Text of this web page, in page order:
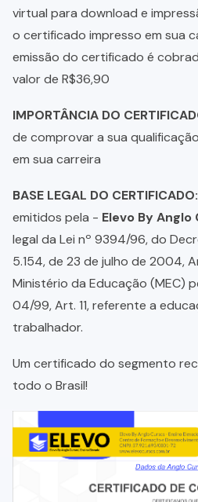
virtual para download e
o certificado impresso em sua
emissão do certificado é
valor de R$36,90
IMPORTÂNCIA DO
de comprovar a sua
em sua carreira
BASE LEGAL DO CERTIFICADO:
emitidos pela - Elevo By Anglo
legal da Lei nº 9394/96, do
5.154, de 23 de julho de 2004,
Ministério da Educação (MEC)
04/99, Art. 11, referente a
trabalhador.
Um certificado do segmento
todo o Brasil!